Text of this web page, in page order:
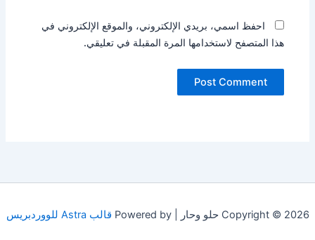
احفظ اسمي، بريدي الإلكتروني، والموقع الإلكتروني في
هذا المتصفح لاستخدامها المرة المقبلة في تعليقي.
Copyright © 2026 حلو وحار | Powered by قالب Astra للووردبريس